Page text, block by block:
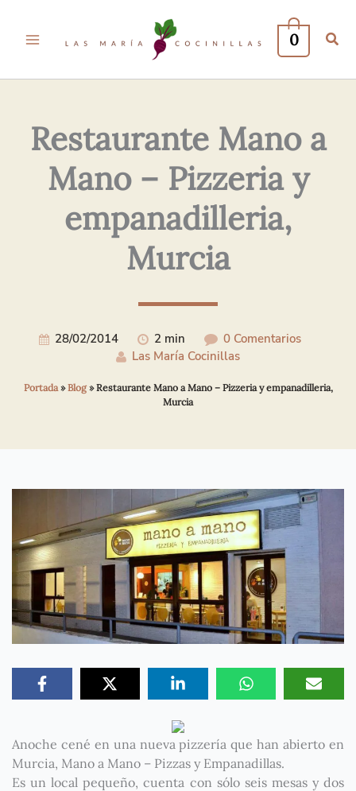
0
Restaurante Mano a
Mano – Pizzeria y
empanadilleria,
Murcia
28/02/2014 2 min
0 Comentarios
Las María Cocinillas
Portada»Blog»Restaurante Mano a Mano – Pizzeria y empanadilleria,
Murcia
Anoche cené en una nueva pizzería que han abierto en
Murcia, Mano a Mano – Pizzas y Empanadillas .
Es un local pequeño, cuenta con sólo seis mesas y dos
Electrónico*